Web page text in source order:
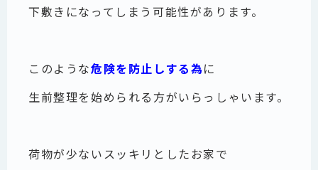
下敷きになってしまう可能性があります。
このような危険を防止しする為に
生前整理を始められる方がいらっしゃいます。
荷物が少ないスッキリとしたお家で